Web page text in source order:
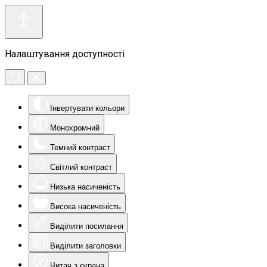
Налаштування доступності
Інвертувати кольори
Монохромний
Темний контраст
Світлий контраст
Низька насиченість
Висока насиченість
Виділити посилання
Виділити заголовки